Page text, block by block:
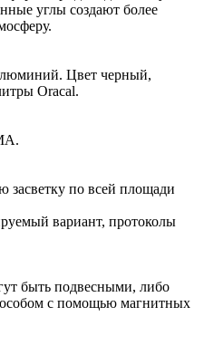
углы создают более
Цвет черный,
Oracal.
засветку по всей площади
вариант, протоколы
быть подвесными, либо
с помощью магнитных